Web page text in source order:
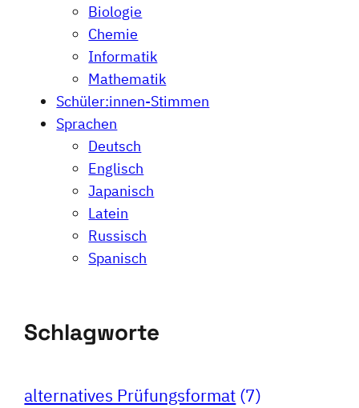
Biologie
Chemie
Informatik
Mathematik
Schüler:innen-Stimmen
Sprachen
Deutsch
Englisch
Japanisch
Latein
Russisch
Spanisch
Schlagworte
alternatives Prüfungsformat (7)